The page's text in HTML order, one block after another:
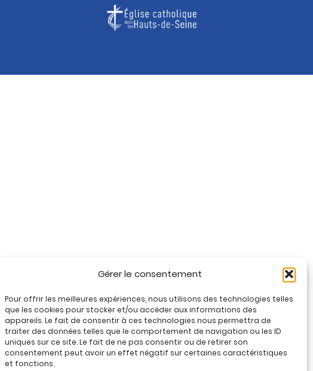
Gérer le consentement
Pour offrir les meilleures expériences, nous utilisons des technologies telles
que les cookies pour stocker et/ou accéder aux informations des
appareils. Le fait de consentir à ces technologies nous permettra de
traiter des données telles que le comportement de navigation ou les ID
uniques sur ce site. Le fait de ne pas consentir ou de retirer son
consentement peut avoir un effet négatif sur certaines caractéristiques
et fonctions.